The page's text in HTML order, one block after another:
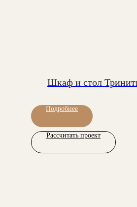
Шкаф и стол
Подробнее
Рассчитать проект